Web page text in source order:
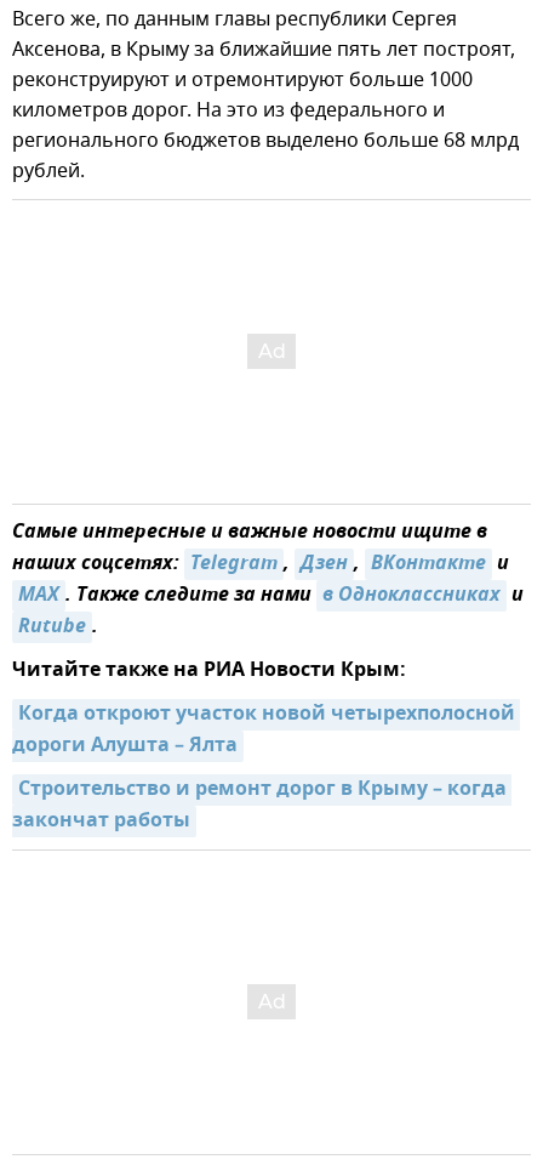
Всего же, по данным главы республики Сергея
Аксенова, в Крыму за ближайшие пять лет построят,
реконструируют и отремонтируют больше 1000
километров дорог. На это из федерального и
регионального бюджетов выделено больше 68 млрд
рублей.
Самые интересные и важные новости ищите в
наших соцсетях: Telegram, Дзен, ВКонтакте и
MAX. Также следите за нами в Одноклассниках и
Rutube.
Читайте также на РИА Новости Крым:
Когда откроют участок новой четырехполосной
дороги Алушта – Ялта
Строительство и ремонт дорог в Крыму – когда
закончат работы